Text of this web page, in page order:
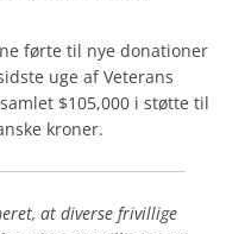
førte til nye donationer
uge af Veterans
$105,000 i støtte til
kroner.
at diverse frivillige